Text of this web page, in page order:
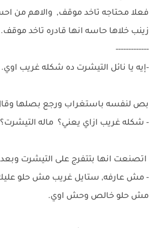
فعلا محتاجه تاخد موقف, والاهم من
زينب خلاها حاسه انها قادره تاخد موقف.
-------------
-إيه يا نائل التيشرت ده شكله غريب اوي.
بص لنفسه باستغراب ورجع بصلها
- شكله غريب ازاي يعني؟ ماله التيشرت؟
اتصنعت انها بتتفرج على التيشرت
- مش عارفه, ستايل غريب مش حلو
مش حلو خالص وحش اوي.